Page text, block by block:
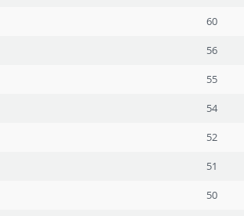
60
56
55
54
52
51
50